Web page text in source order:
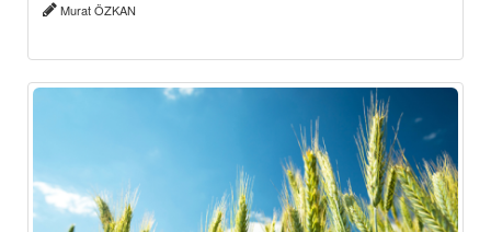
Murat ÖZKAN